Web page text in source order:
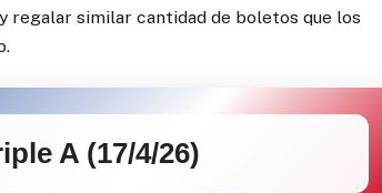
regalar similar cantidad de boletos que los
A (17/4/26)